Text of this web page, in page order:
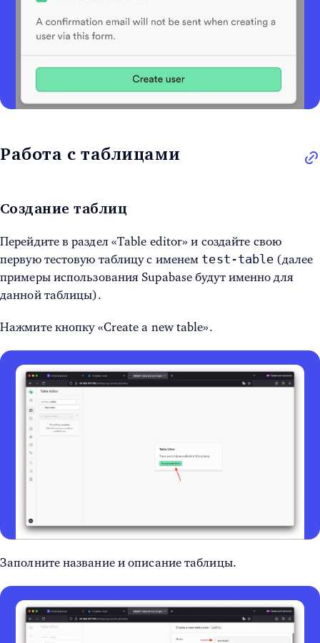
Работа с таблицами
Создание таблиц
Перейдите в раздел «Table editor» и создайте свою
первую тестовую таблицу с именем test-table (далее
примеры использования Supabase будут именно для
данной таблицы).
Нажмите кнопку «Create a new table».
Заполните название и описание таблицы.